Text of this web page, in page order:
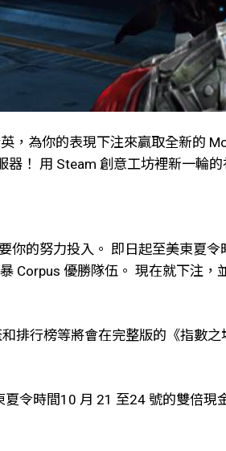
，為你的表現下注來贏取全新的
！ 用 Steam 創意工坊裡新一輪
你的努力投入。 即日起至美東夏
Corpus 優勝隊伍。 現在就下注
排行榜等將會在完整版的《指數
令時間10 月 21 至24 號的雙倍現